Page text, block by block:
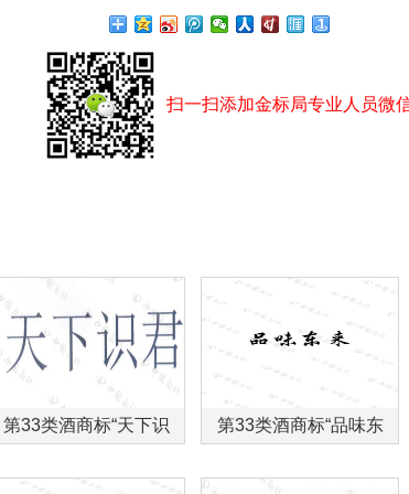
扫一扫添加金标局专业人员微
第33类酒商标“天下识 第33类酒商标“品味东